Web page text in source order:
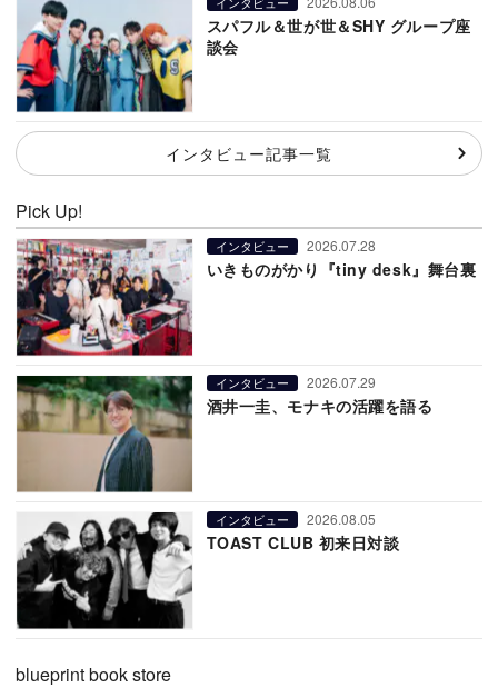
スパフル＆世が世＆SHY グループ座
談会
インタビュー記事一覧
Pick Up!
インタビュー 2026.07.28
いきものがかり『tiny desk』舞台裏
インタビュー 2026.07.29
酒井一圭、モナキの活躍を語る
インタビュー 2026.08.05
TOAST CLUB 初来日対談
blueprint book store